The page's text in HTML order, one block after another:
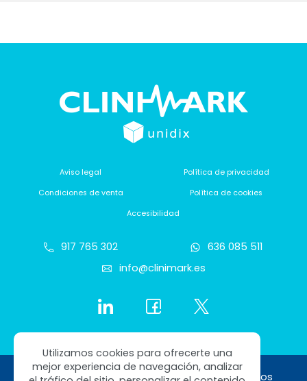
Utilizamos cookies para ofrecerte una
mejor experiencia de navegación, analizar
Aviso legal
Política de privacidad
Condiciones de venta
Política de cookies
Accesibilidad
917 765 302
636 085 511
info@clinimark.es
Copyright © 2026 Clinimark. Todos los derechos